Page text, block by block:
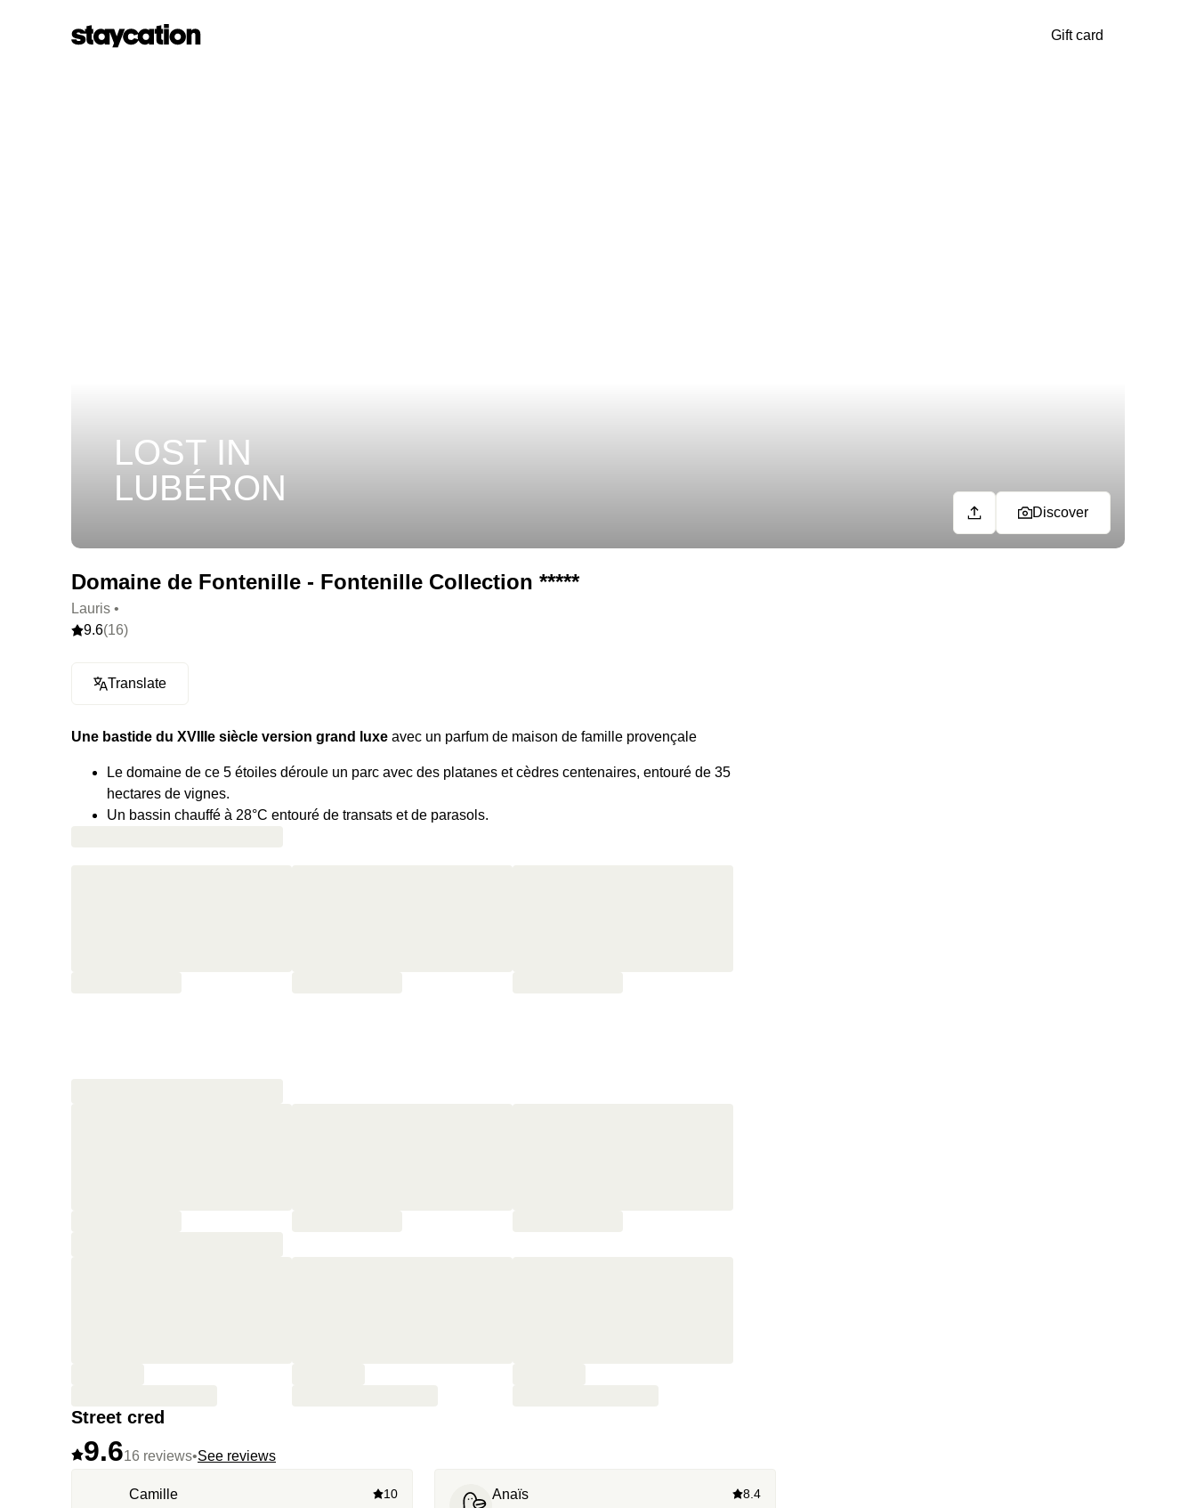
Gift card
LOST IN
LUBÉRON
Discover
Domaine de Fontenille - Fontenille Collection *****
Lauris •
9.6(16)
Translate
Une bastide du XVIIIe siècle version grand luxe avec un parfum de maison de famille provençale
Le domaine de ce 5 étoiles déroule un parc avec des platanes et cèdres centenaires, entouré de 35
hectares de vignes.
Un bassin chauffé à 28°C entouré de transats et de parasols.
Street cred
9.616 reviews•See reviews
Camille 10 Anaïs 8.4